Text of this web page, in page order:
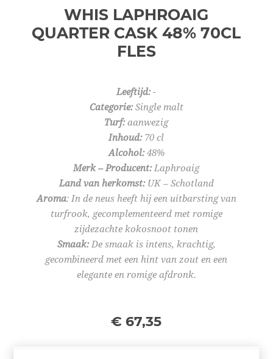
WHIS LAPHROAIG
QUARTER CASK 48% 70CL
FLES
Leeftijd:-
Categorie:Single malt
Turf:aanwezig
Inhoud:70 cl
Alcohol:48%
Merk – Producent:Laphroaig
Land van herkomst:UK – Schotland
Aroma: In de neus heeft hij een uitbarsting van
turfrook, gecomplementeerd met romige
zijdezachte kokosnoot tonen
Smaak:De smaak is intens, krachtig,
gecombineerd met een hint van zout en een
elegante en romige afdronk.
€ 67,35